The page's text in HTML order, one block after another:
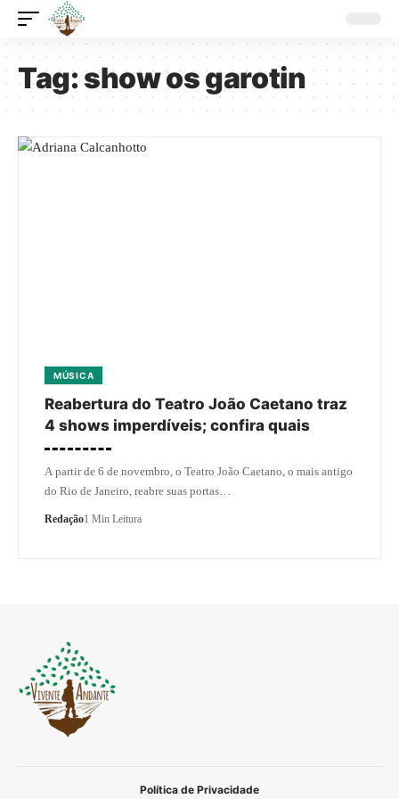
Tag:show os garotin
MÚSICA
Reabertura do Teatro João Caetano traz
4 shows imperdíveis; confira quais
A partir de 6 de novembro, o Teatro João Caetano, o mais antigo
do Rio de Janeiro, reabre suas portas…
Redação1 Min Leitura
Política de Privacidade